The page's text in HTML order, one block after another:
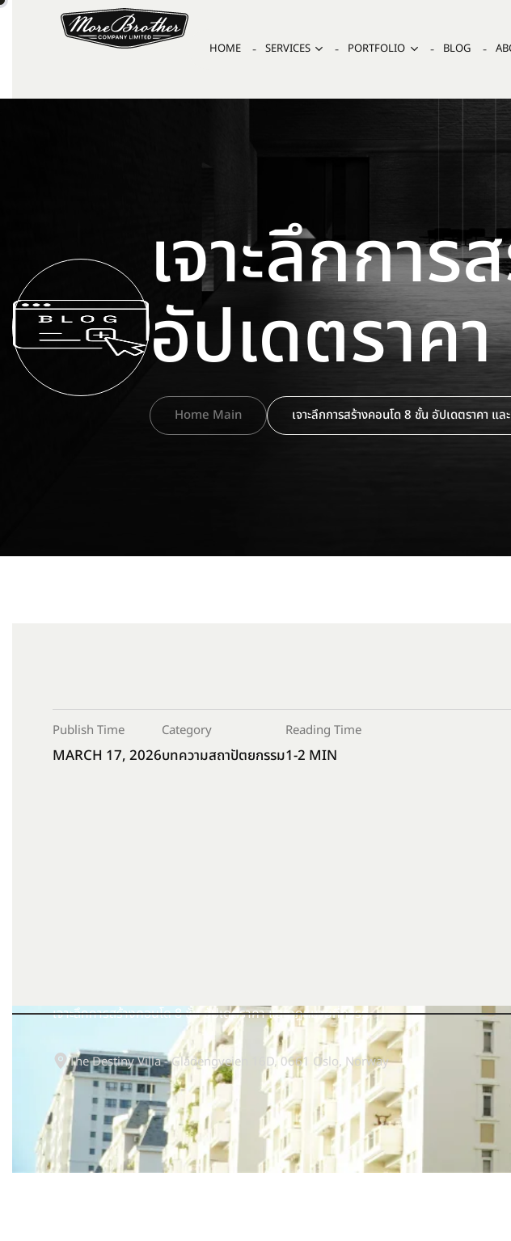
HOME SERVICES PORTFOLIO BLOG
เจาะลึกกา
อัปเดตราค
Home Main เจาะลึกการสร้างคอนโด 8 ชั้น อัปเดตราคา แ
Publish Time
MARCH 17, 2026
Category
บทความสถาปัตยกรรม
Reading Time
1-2 MIN
เจาะลึกการสร้างคอนโด 8 ชั้น อัปเดตราคา และกฎหมายที่ควรรู้
The Destiny Villa - Gladengveien 16D, 0661 Oslo, Norway